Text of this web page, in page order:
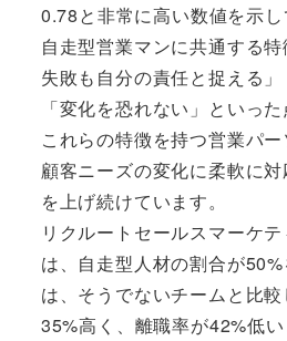
0.78と非常に高い数値を示し
自走型営業マンに共通する
失敗も自分の責任と捉える」
「変化を恐れない」といっ
これらの特徴を持つ営業パ
顧客ニーズの変化に柔軟に
を上げ続けています。
リクルートセールスマーケ
は、自走型人材の割合が
は、そうでないチームと比
35%高く、離職率が42%低